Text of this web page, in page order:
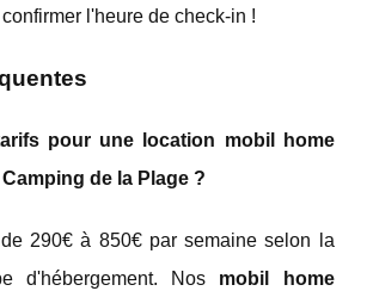
l'heure de check-in !
pour une location mobil home
de la Plage ?
290€ à 850€ par semaine selon la
d'hébergement. Nos mobil home